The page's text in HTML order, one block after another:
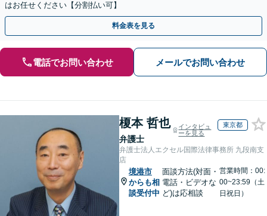
はお任せください【分割払い可】
料金表を見る
電話でお問い合わせ メールでお問い合わせ
榎本 哲也
弁護士
インタビュ
ーを見る
東京都
弁護士法人エクセル国際法律事務所 九段南支
店
境港市
からも相
談受付中
面談方法(対面・
電話・ビデオな
ど)は応相談
営業時間：00:
00~23:59（土
日祝日）